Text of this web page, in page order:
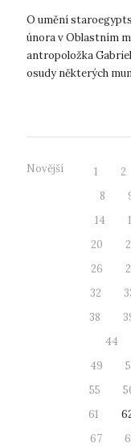
O umění
února v Oblastním
antropoložka
osudy některých
Novější 1 2
8
14
20
26
32
38
44
49
55
61
67